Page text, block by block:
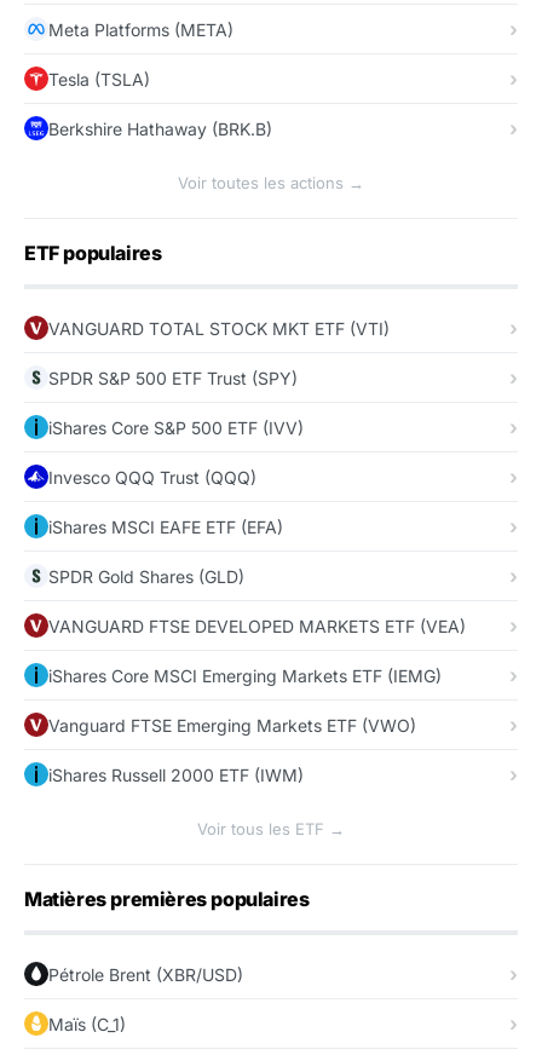
Meta Platforms (META)
Tesla (TSLA)
Berkshire Hathaway (BRK.B)
Voir toutes les actions →
ETF populaires
VANGUARD TOTAL STOCK MKT ETF (VTI)
SPDR S&P 500 ETF Trust (SPY)
iShares Core S&P 500 ETF (IVV)
Invesco QQQ Trust (QQQ)
iShares MSCI EAFE ETF (EFA)
SPDR Gold Shares (GLD)
VANGUARD FTSE DEVELOPED MARKETS ETF (VEA)
iShares Core MSCI Emerging Markets ETF (IEMG)
Vanguard FTSE Emerging Markets ETF (VWO)
iShares Russell 2000 ETF (IWM)
Voir tous les ETF →
Matières premières populaires
Pétrole Brent (XBR/USD)
Maïs (C_1)